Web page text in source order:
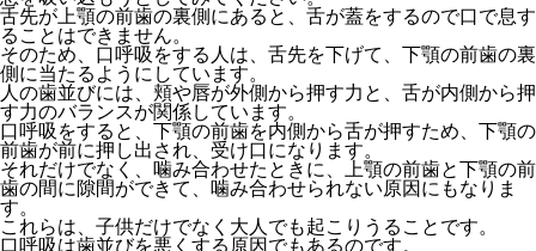
舌先が上顎の前歯の裏側にあると、舌が蓋をするので口で息す
ることはできません。
そのため、口呼吸をする人は、舌先を下げて、下顎の前歯の裏
側に当たるようにしています。
人の歯並びには、頬や唇が外側から押す力と、舌が内側から押
す力のバランスが関係しています。
口呼吸をすると、下顎の前歯を内側から舌が押すため、下顎の
前歯が前に押し出され、受け口になります。
それだけでなく、噛み合わせたときに、上顎の前歯と下顎の前
歯の間に隙間ができて、噛み合わせられない原因にもなりま
す。
これらは、子供だけでなく大人でも起こりうることです。
口呼吸は歯並びを悪くする原因でもあるのです。